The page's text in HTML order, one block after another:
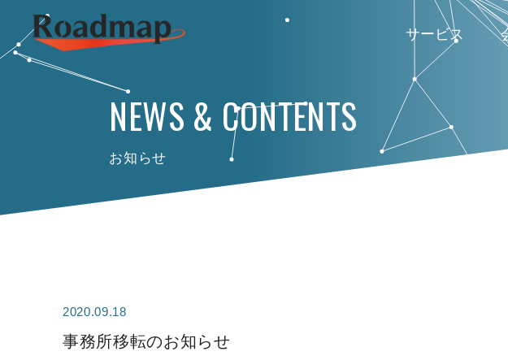
サービス
NEWS & CONTENTS
お知らせ
2020.09.18
事務所移転のお知らせ